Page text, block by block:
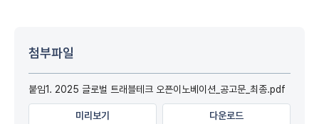
첨부파일
붙임1. 2025 글로벌 트래블테크 오픈이노베이션_공고문_최종.pdf
미리보기 다운로드